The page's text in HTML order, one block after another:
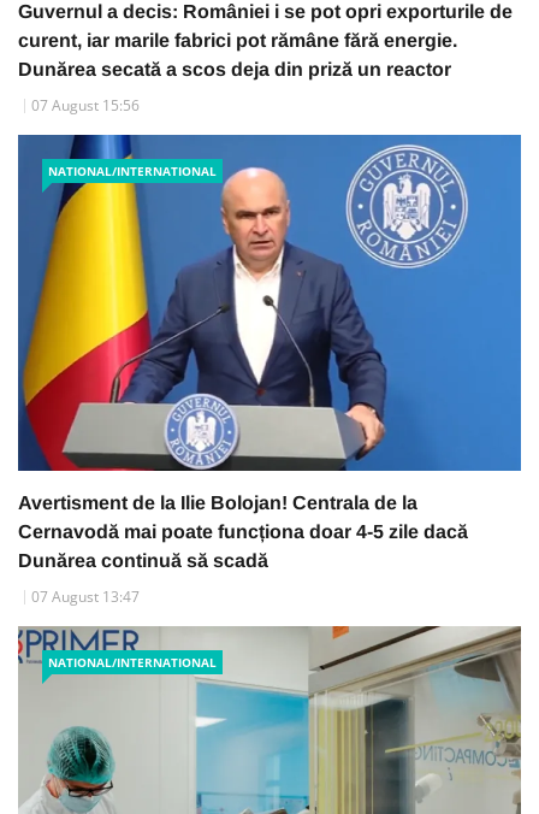
Guvernul a decis: României i se pot opri exporturile de
curent, iar marile fabrici pot rămâne fără energie.
Dunărea secată a scos deja din priză un reactor
07 August 15:56
NATIONAL/INTERNATIONAL
Avertisment de la Ilie Bolojan! Centrala de la
Cernavodă mai poate funcționa doar 4-5 zile dacă
Dunărea continuă să scadă
07 August 13:47
NATIONAL/INTERNATIONAL